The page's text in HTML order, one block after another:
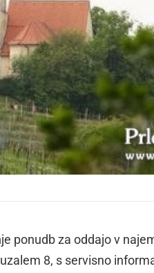
ponudb za oddajo v
8, s servisno